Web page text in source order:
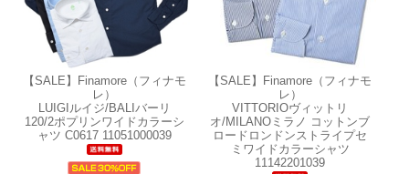
【SALE】
Finamore（フィナモ
レ）
LUIGIルイジ/BALIバーリ
120/2ポプリンワイドカラーシ
ャツ C0617 11051000039
【SALE】
Finamore（フィナモ
レ）
VITTORIOヴィットリ
オ/MILANOミラノ コットンブ
ロードロンドンストライプセ
ミワイドカラーシャツ
11142201039